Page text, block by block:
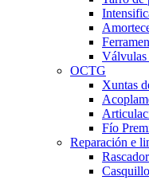
Válvulas
OCTG
Xuntas
Fío
Reparación e